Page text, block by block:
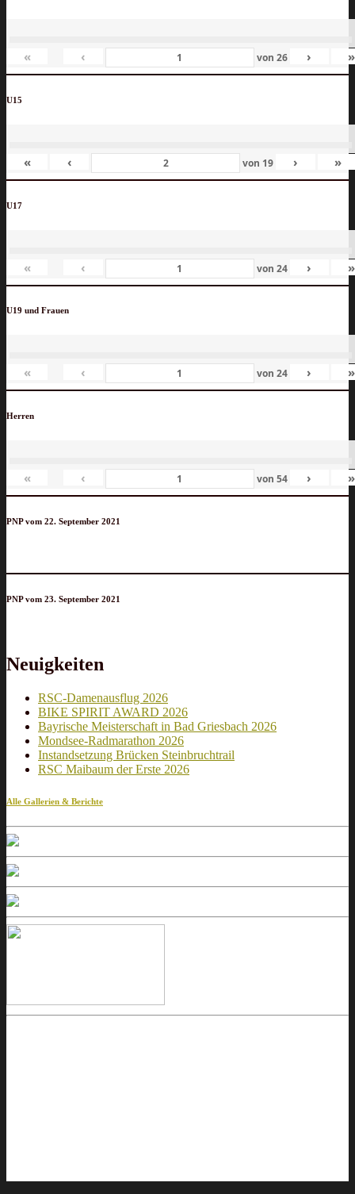
« ‹ von 26 › »
U15
« ‹ von 19 › »
U17
« ‹ von 24 › »
U19 und Frauen
« ‹ von 24 › »
Herren
« ‹ von 54 › »
PNP vom 22. September 2021
PNP vom 23. September 2021
Neuigkeiten
RSC-Damenausflug 2026
BIKE SPIRIT AWARD 2026
Bayrische Meisterschaft in Bad Griesbach 2026
Mondsee-Radmarathon 2026
Instandsetzung Brücken Steinbruchtrail
RSC Maibaum der Erste 2026
Alle Gallerien & Berichte